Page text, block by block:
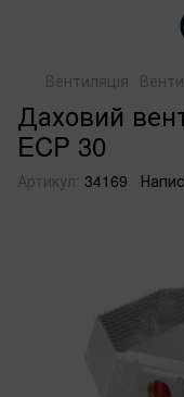
Вентиляція
Даховий
ECP 30
Артикул: 34169